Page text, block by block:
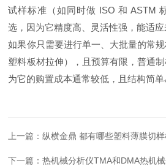
试样标准（如同时做 ISO 和 ASTM
选，因为它精度高、灵活性强，能适应
如果你只 需要进行单一 大批量的常规
塑料板材拉伸） ， 且 预算有限 ，普通制
为它的购置成本通常较低 ， 且结构简单
上一篇：纵横金鼎 都有哪些塑料薄膜切
下一篇：热机械分析仪TMA和DMA热机